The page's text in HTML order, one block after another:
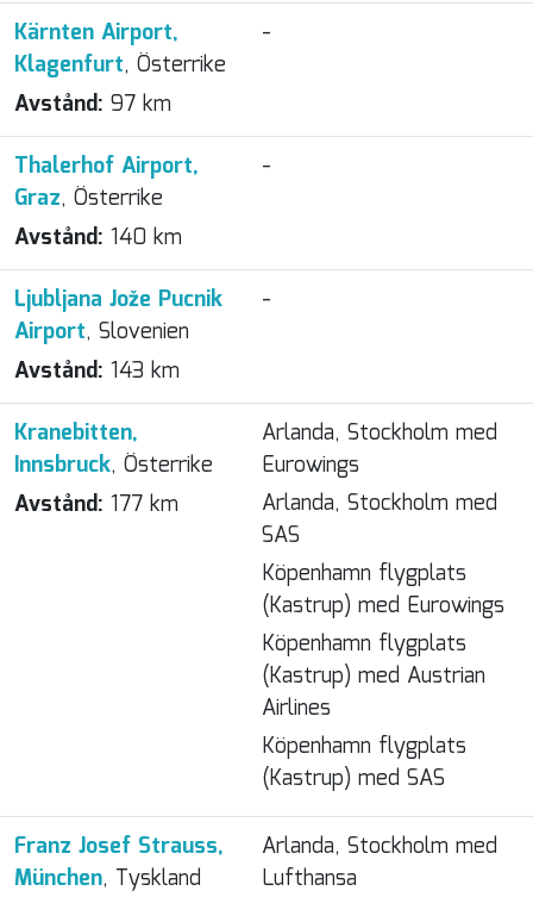
Kärnten Airport,
Klagenfurt, Österrike
Avstånd: 97 km
-
Thalerhof Airport,
Graz, Österrike
Avstånd: 140 km
-
Ljubljana Jože Pucnik
Airport, Slovenien
Avstånd: 143 km
-
Kranebitten,
Innsbruck, Österrike
Avstånd: 177 km
Arlanda, Stockholm med
Eurowings
Arlanda, Stockholm med
SAS
Köpenhamn flygplats
(Kastrup) med Eurowings
Köpenhamn flygplats
(Kastrup) med Austrian
Airlines
Köpenhamn flygplats
(Kastrup) med SAS
Franz Josef Strauss,
München, Tyskland
Arlanda, Stockholm med
Lufthansa